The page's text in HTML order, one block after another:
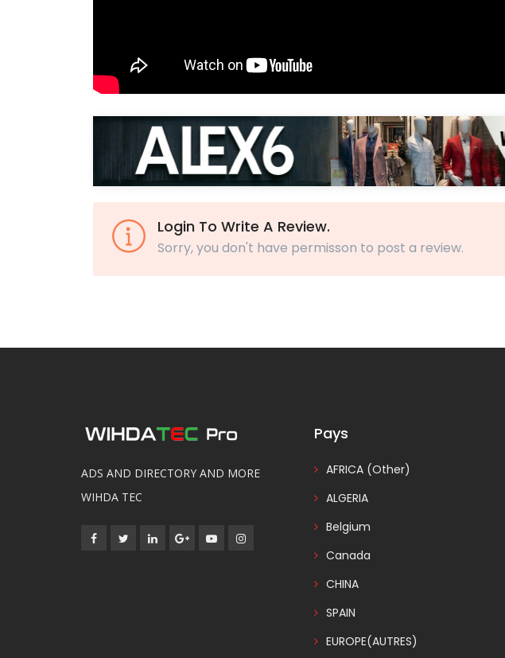
Login To Write A Review.
Sorry, you don't have permisson to post a review.
ADS AND DIRECTORY AND MORE
WIHDA TEC
Pays
AFRICA (Other)
ALGERIA
Belgium
Canada
CHINA
SPAIN
EUROPE(AUTRES)